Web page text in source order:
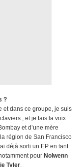
?
et dans ce groupe, je suis
; et je fais la voix
et d’une mère
région de San Francisco
déjà sorti un EP en tant
pour Nolwenn
Tyler.